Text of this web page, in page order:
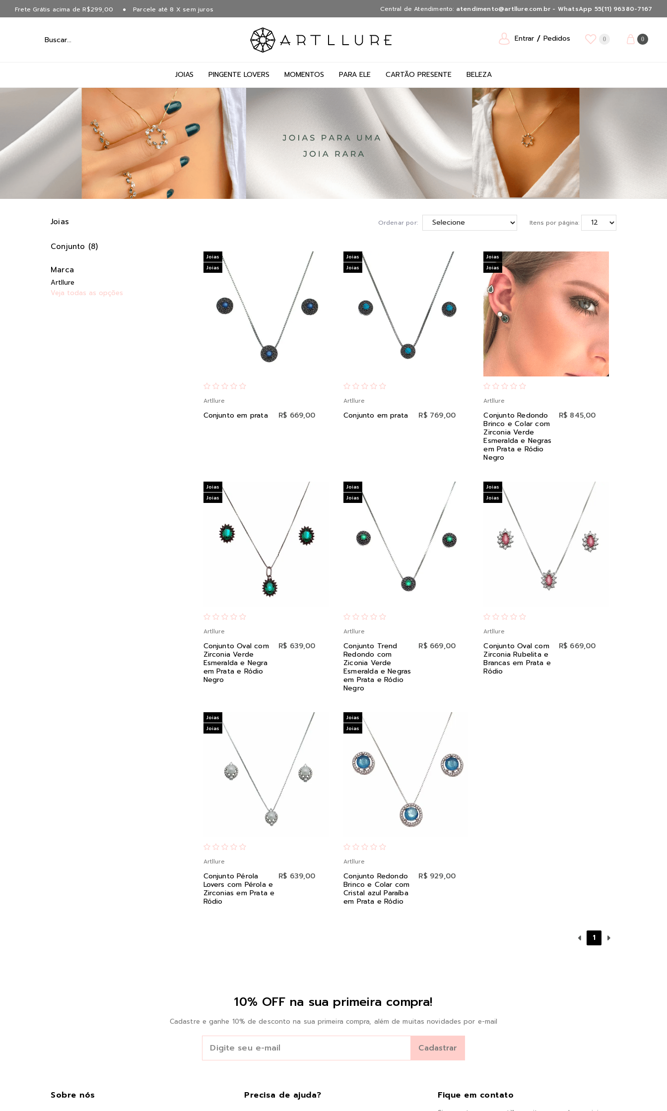
Frete Grátis acima de R$299,00 Parcele até 8 X sem juros Central de Atendimento: atendimento@artllure.com.br - WhatsApp 55(11) 96380-7167
Entrar Pedidos 0 0
JOIAS PINGENTE LOVERS MOMENTOS PARA ELE CARTÃO PRESENTE BELEZA
Joias
Conjunto (8)
Marca
Artllure
Veja todas as opções
Ordenar por: Itens por página:
Artllure
Conjunto em prata R$ 669,00
Joias
Joias
Artllure
Conjunto em prata R$ 769,00
Joias
Joias
Artllure
Conjunto Redondo
Brinco e Colar com
Zirconia Verde
Esmeralda e Negras
em Prata e Ródio
Negro
R$ 845,00
Joias
Joias
Artllure
Conjunto Oval com
Zirconia Verde
Esmeralda e Negra
em Prata e Ródio
Negro
R$ 639,00
Joias
Joias
Artllure
Conjunto Trend
Redondo com
Ziconia Verde
Esmeralda e Negras
em Prata e Ródio
Negro
R$ 669,00
Joias
Joias
Artllure
Conjunto Oval com
Zirconia Rubelita e
Brancas em Prata e
Ródio
R$ 669,00
Joias
Joias
Artllure
Conjunto Pérola
Lovers com Pérola e
Zirconias em Prata e
Ródio
R$ 639,00
Joias
Joias
Artllure
Conjunto Redondo
Brinco e Colar com
Cristal azul Paraíba
em Prata e Ródio
R$ 929,00
Joias
Joias
1
10% OFF na sua primeira compra!
Cadastre e ganhe 10% de desconto na sua primeira compra, além de muitas novidades por e-mail
Sobre nós Precisa de ajuda? Fique em contato